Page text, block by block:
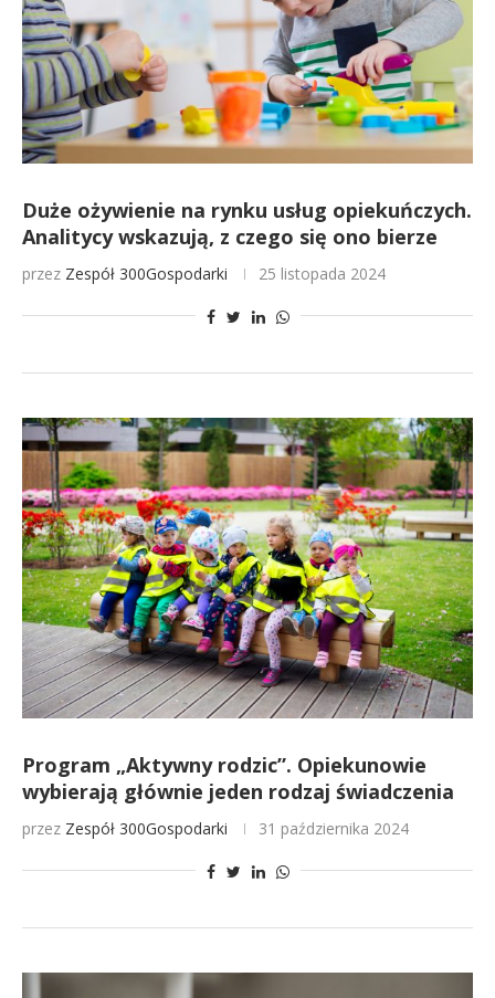
Duże ożywienie na rynku usług opiekuńczych.
Analitycy wskazują, z czego się ono bierze
przez Zespół 300Gospodarki 25 listopada 2024
Program „Aktywny rodzic”. Opiekunowie
wybierają głównie jeden rodzaj świadczenia
przez Zespół 300Gospodarki 31 października 2024